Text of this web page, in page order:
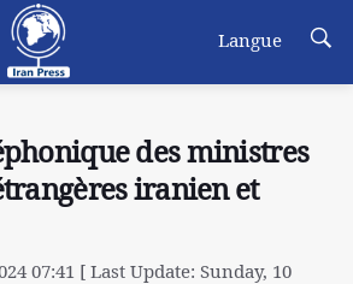
Langue
des ministres
iranien et
07:41 [ Last Update: Sunday, 10